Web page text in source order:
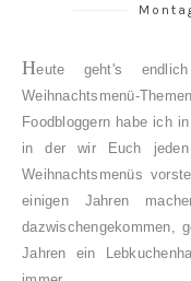
Heute geht's
Weihnachtsmenü-
Foodbloggern habe ich
in der wir Euch jeden
Weihnachtsmenüs
einigen Jahren
dazwischengekommen,
Jahren ein